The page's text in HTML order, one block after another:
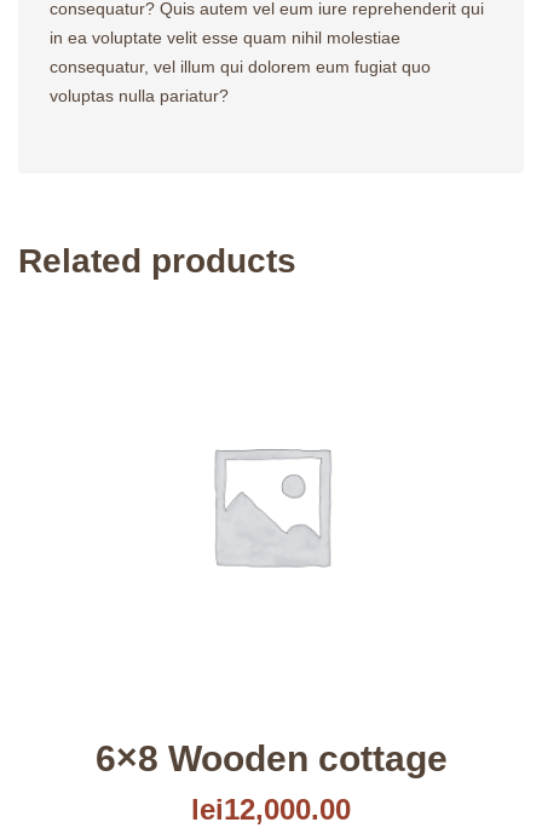
consequatur? Quis autem vel eum iure reprehenderit qui
in ea voluptate velit esse quam nihil molestiae
consequatur, vel illum qui dolorem eum fugiat quo
voluptas nulla pariatur?
Related products
6×8 Wooden cottage
lei12,000.00